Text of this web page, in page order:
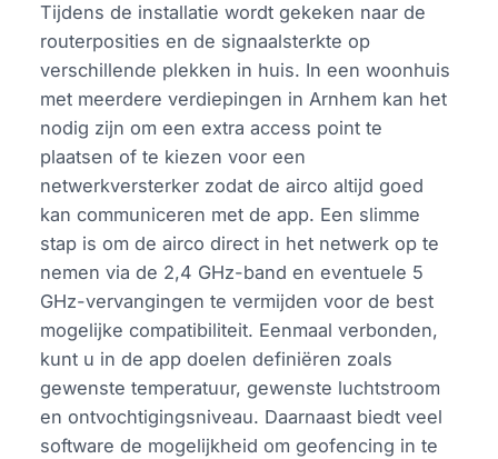
Tijdens de installatie wordt gekeken naar de
routerposities en de signaalsterkte op
verschillende plekken in huis. In een woonhuis
met meerdere verdiepingen in Arnhem kan het
nodig zijn om een extra access point te
plaatsen of te kiezen voor een
netwerkversterker zodat de airco altijd goed
kan communiceren met de app. Een slimme
stap is om de airco direct in het netwerk op te
nemen via de 2,4 GHz-band en eventuele 5
GHz-vervangingen te vermijden voor de best
mogelijke compatibiliteit. Eenmaal verbonden,
kunt u in de app doelen definiëren zoals
gewenste temperatuur, gewenste luchtstroom
en ontvochtigingsniveau. Daarnaast biedt veel
software de mogelijkheid om geofencing in te